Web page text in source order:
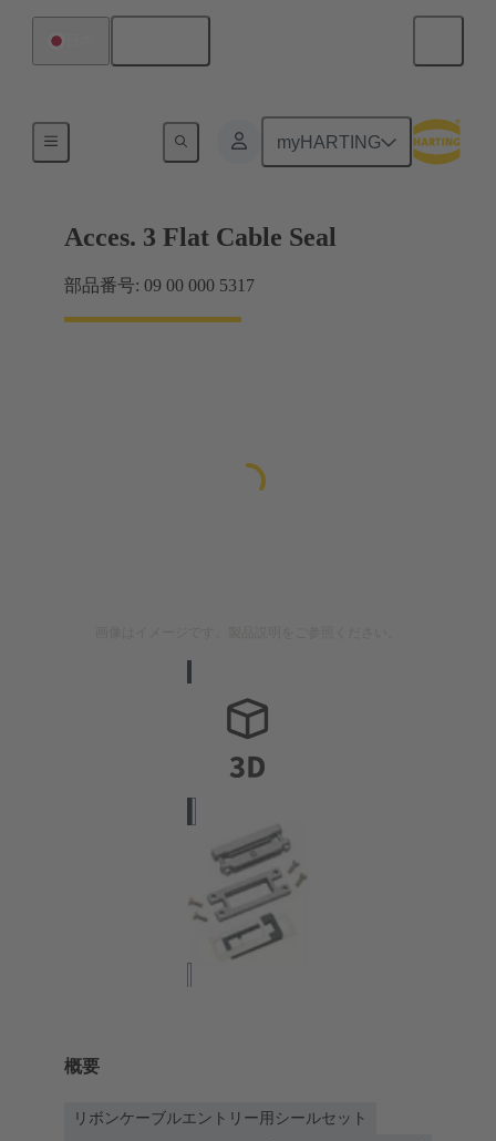
myHARTING
Acces. 3 Flat Cable Seal
部品番号: 09 00 000 5317
概要
リボンケーブルエントリー用シールセット